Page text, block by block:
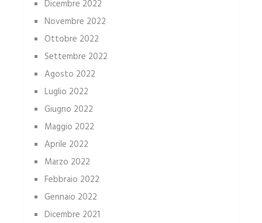
Dicembre 2022
Novembre 2022
Ottobre 2022
Settembre 2022
Agosto 2022
Luglio 2022
Giugno 2022
Maggio 2022
Aprile 2022
Marzo 2022
Febbraio 2022
Gennaio 2022
Dicembre 2021